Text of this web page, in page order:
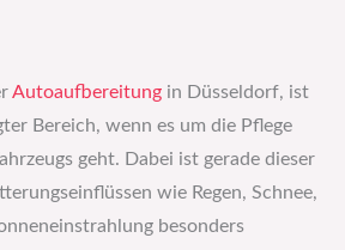
Autoaufbereitung in Düsseldorf, ist
Bereich, wenn es um die Pflege
geht. Dabei ist gerade dieser
wie Regen, Schnee,
besonders